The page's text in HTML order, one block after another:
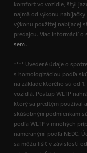
komfort vo vozidle, štýl
najmä od výkonu
výkonu použitej nabíjacej
predajcu. Viac informácií o
sem .
**** Uvedené údaje o
s homologizáciou podľa
na základe ktorého sú od
vozidlá. Postup WLTP
ktorý sa predtým používal
skúšobným podmienkam
podľa WLTP v mnohých
nameranými podľa NEDC.
sa môžu líšiť v závislosti